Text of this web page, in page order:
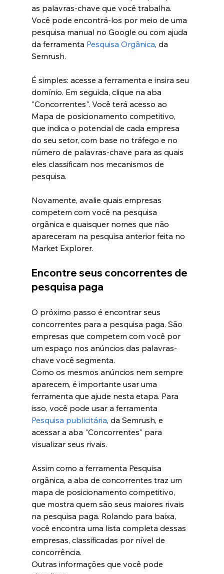
as palavras-chave que você trabalha.
Você pode encontrá-los por meio de uma
pesquisa manual no Google ou com ajuda
da ferramenta Pesquisa Orgânica, da
Semrush.
É simples: acesse a ferramenta e insira seu
domínio. Em seguida, clique na aba
"Concorrentes". Você terá acesso ao
Mapa de posicionamento competitivo,
que indica o potencial de cada empresa
do seu setor, com base no tráfego e no
número de palavras-chave para as quais
eles classificam nos mecanismos de
pesquisa.
Novamente, avalie quais empresas
competem com você na pesquisa
orgânica e quaisquer nomes que não
apareceram na pesquisa anterior feita no
Market Explorer.
Encontre seus concorrentes de
pesquisa paga
O próximo passo é encontrar seus
concorrentes para a pesquisa paga. São
empresas que competem com você por
um espaço nos anúncios das palavras-
chave você segmenta.
Como os mesmos anúncios nem sempre
aparecem, é importante usar uma
ferramenta que ajude nesta etapa. Para
isso, você pode usar a ferramenta
Pesquisa publicitária, da Semrush, e
acessar a aba "Concorrentes" para
visualizar seus rivais.
Assim como a ferramenta Pesquisa
orgânica, a aba de concorrentes traz um
mapa de posicionamento competitivo,
que mostra quem são seus maiores rivais
na pesquisa paga. Rolando para baixa,
você encontra uma lista completa dessas
empresas, classificadas por nível de
concorrência.
Outras informações que você pode